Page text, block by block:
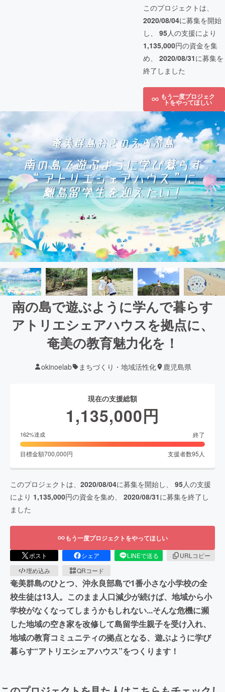
このプロジェクトは、
2020/08/04に募集を開始
し、 95人の支援により
1,135,000円の資金を集
め、 2020/08/31に募集を
終了しました
もう一度プロジェク
トをやってほしい
南の島で遊ぶように学んで暮らす
アトリエシェアハウスを拠点に、
奄美の教育魅力化を！
okinoelab まちづくり・地域活性化 鹿児島県
現在の支援総額
1,135,000円
162%達成 終了
目標金額700,000円 支援者数95 人
このプロジェクトは、 2020/08/04に募集を開始し、 95人の支援
により 1,135,000円の資金を集め、 2020/08/31に募集を終了し
ました
もう一度プロジェクトをやってほしい
ポスト シェア LINEで送る
URLコピー
埋め込み
QRコード
奄美群島のひとつ、沖永良部島で1番小さな小学校の全
校生徒は13人。このまま人口減少が続けば、地域から小
学校がなくなってしまうかもしれない...そんな危機に瀕
した地域の空き家を改修して島留学生親子を受け入れ、
地域の教育コミュニティの拠点となる、遊ぶように学び
暮らす“アトリエシェアハウス”をつくります！